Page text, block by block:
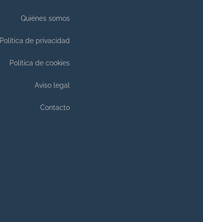
Quiénes somos
Política de privacidad
Política de cookies
Aviso legal
Contacto